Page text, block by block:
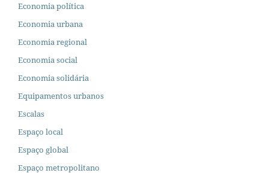
Economia política
Economia urbana
Economia regional
Economia social
Economia solidária
Equipamentos urbanos
Escalas
Espaço local
Espaço global
Espaço metropolitano